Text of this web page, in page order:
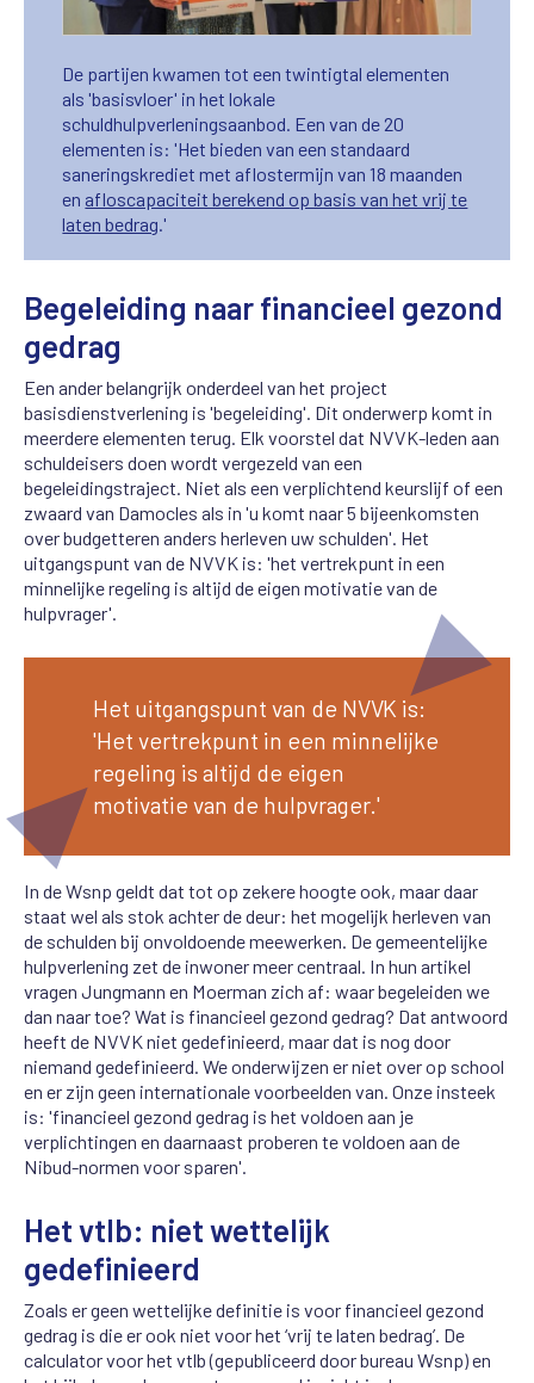
De partijen kwamen tot een twintigtal elementen
als 'basisvloer' in het lokale
schuldhulpverleningsaanbod. Een van de 20
elementen is: 'Het bieden van een standaard
saneringskrediet met aflostermijn van 18 maanden
en afloscapaciteit berekend op basis van het vrij te
laten bedrag.'
Begeleiding naar financieel gezond
gedrag
Een ander belangrijk onderdeel van het project
basisdienstverlening is 'begeleiding'. Dit onderwerp komt in
meerdere elementen terug. Elk voorstel dat NVVK-leden aan
schuldeisers doen wordt vergezeld van een
begeleidingstraject. Niet als een verplichtend keurslijf of een
zwaard van Damocles als in 'u komt naar 5 bijeenkomsten
over budgetteren anders herleven uw schulden'. Het
uitgangspunt van de NVVK is: 'het vertrekpunt in een
minnelijke regeling is altijd de eigen motivatie van de
hulpvrager'.
Het uitgangspunt van de NVVK is:
'Het vertrekpunt in een minnelijke
regeling is altijd de eigen
motivatie van de hulpvrager.'
In de Wsnp geldt dat tot op zekere hoogte ook, maar daar
staat wel als stok achter de deur: het mogelijk herleven van
de schulden bij onvoldoende meewerken. De gemeentelijke
hulpverlening zet de inwoner meer centraal. In hun artikel
vragen Jungmann en Moerman zich af: waar begeleiden we
dan naar toe? Wat is financieel gezond gedrag? Dat antwoord
heeft de NVVK niet gedefinieerd, maar dat is nog door
niemand gedefinieerd. We onderwijzen er niet over op school
en er zijn geen internationale voorbeelden van. Onze insteek
is: 'financieel gezond gedrag is het voldoen aan je
verplichtingen en daarnaast proberen te voldoen aan de
Nibud-normen voor sparen'.
Het vtlb: niet wettelijk
gedefinieerd
Zoals er geen wettelijke definitie is voor financieel gezond
gedrag is die er ook niet voor het ‘vrij te laten bedrag’. De
calculator voor het vtlb (gepubliceerd door bureau Wsnp) en